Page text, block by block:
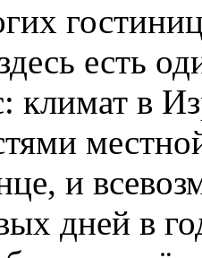
есть
климат в
и
дней в